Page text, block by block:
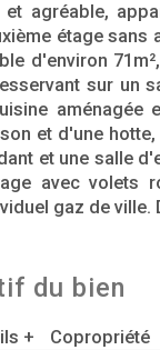
et agréable,
étage sans
d'environ
sur un
aménagée
et d'une
et une salle
avec volets
gaz de ville.
du bien
+ Copropriété